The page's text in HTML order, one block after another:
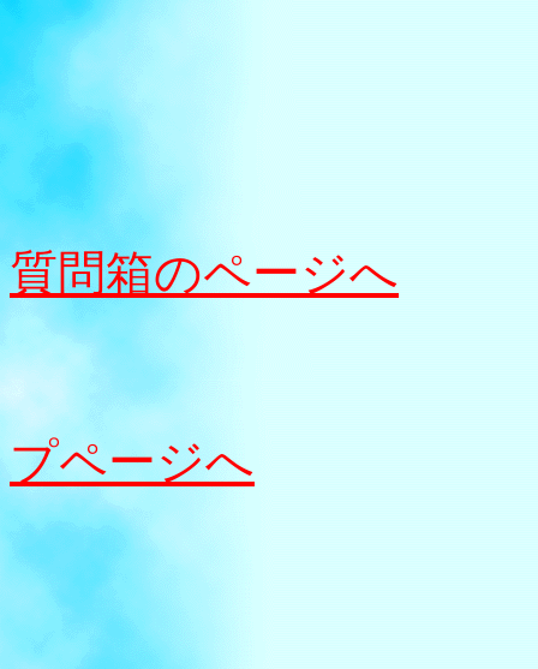
質問箱のページへ
プページへ